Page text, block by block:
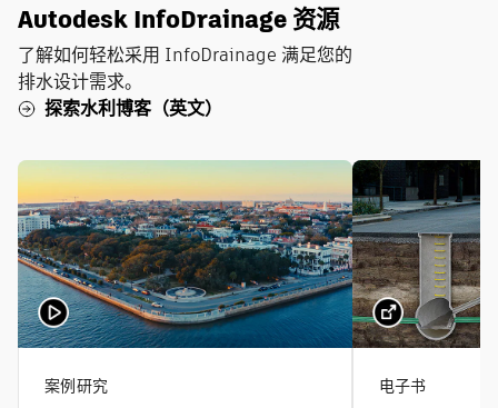
Autodesk InfoDrainage 资源
了解如何轻松采用 InfoDrainage 满足您的
排水设计需求。
探索水利博客（英文）
案例研究 电子书